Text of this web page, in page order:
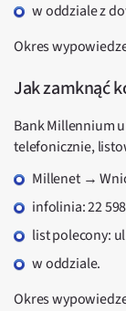
w oddziale z
Okres
Jak zamknąć
Bank Millennium
telefonicznie,
Millenet →
infolinia: 22
list polecony:
w oddziale.
Okres